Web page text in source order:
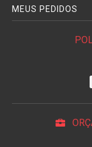
MEUS PEDIDOS